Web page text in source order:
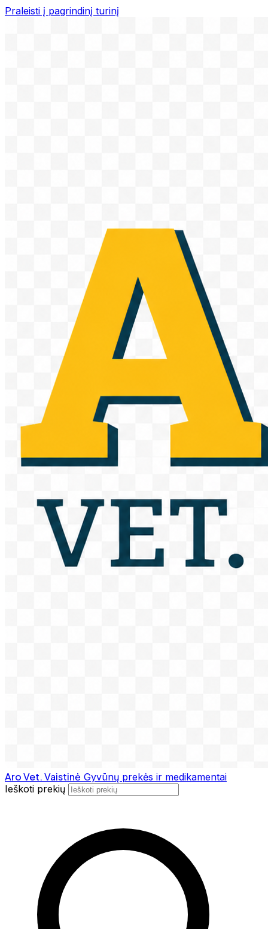
Praleisti į pagrindinį turinį
Aro Vet. Vaistinė Gyvūnų prekės ir medikamentai
Ieškoti prekių